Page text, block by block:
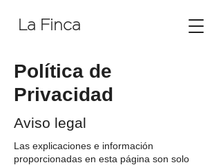
La Finca
Política de
Privacidad
Aviso legal
Las explicaciones e información
proporcionadas en esta página son solo